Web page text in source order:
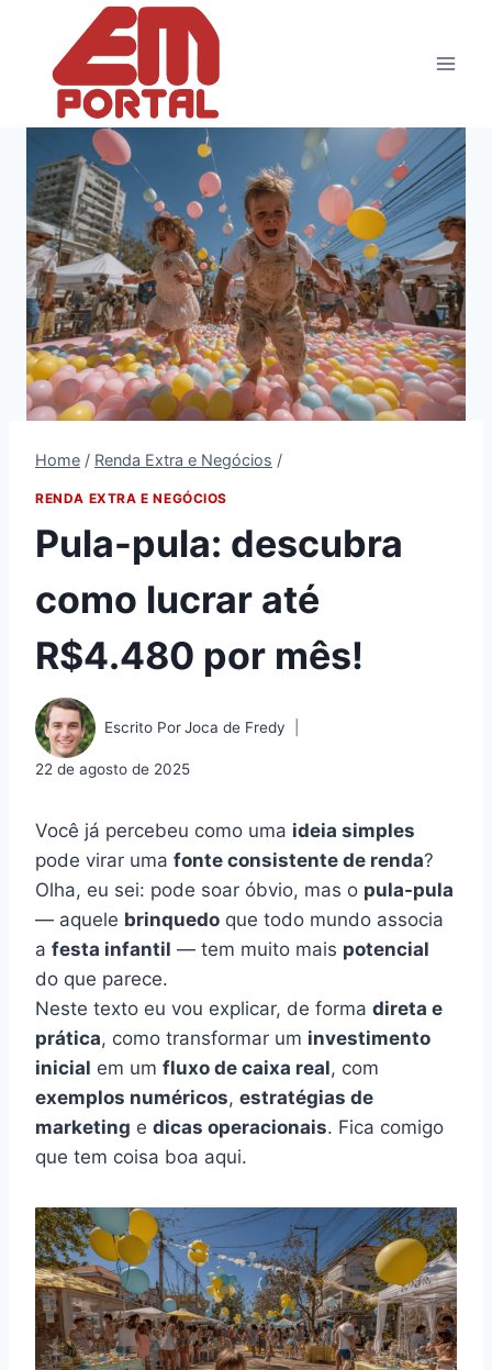
Conteúdo
Home / Renda Extra e Negócios /
RENDA EXTRA E NEGÓCIOS
Pula-pula: descubra
como lucrar até
R$4.480 por mês!
Escrito PorJoca de Fredy
22 de agosto de 2025
Você já percebeu como uma ideia simples
pode virar uma fonte consistente de renda?
Olha, eu sei: pode soar óbvio, mas o pula-pula
— aquele brinquedo que todo mundo associa
a festa infantil — tem muito mais potencial
do que parece.
Neste texto eu vou explicar, de forma direta e
prática, como transformar um investimento
inicial em um fluxo de caixa real, com
exemplos numéricos, estratégias de
marketing e dicas operacionais. Fica comigo
que tem coisa boa aqui.